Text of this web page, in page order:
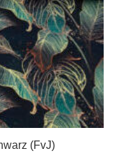
(FvJ)